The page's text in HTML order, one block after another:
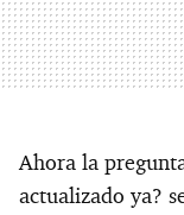
Ahora la
actualizado ya?